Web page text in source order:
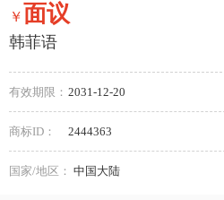
￥面议
韩菲语
有效期限： 2031-12-20
商标ID： 2444363
国家/地区： 中国大陆